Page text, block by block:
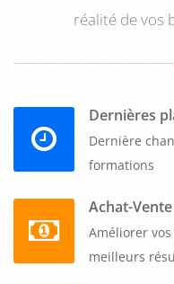
réalité de vos
Dernières
Dernière
formations
Achat-
Améliorer
meilleurs